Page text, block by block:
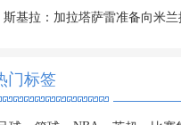
斯基拉：加拉塔萨雷准备向米
门标签